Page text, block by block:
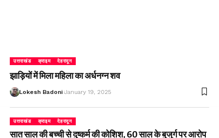
उत्तराखंड क्राइम देहरादून
झाड़ियों में मिला महिला का अर्धनग्न शव
Lokesh Badoni January 19, 2025
उत्तराखंड क्राइम देहरादून
सात साल की बच्ची से दुष्कर्म की कोशिश, 60 साल के बुजुर्ग पर आरोप